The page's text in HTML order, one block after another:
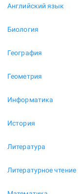
Английский язык
Биология
География
Геометрия
Информатика
История
Литература
Литературное чтение